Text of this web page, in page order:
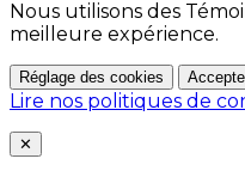
Nous utilisons des
meilleure expérience.
Réglage des cookies
Lire nos politiques de
Close
✕